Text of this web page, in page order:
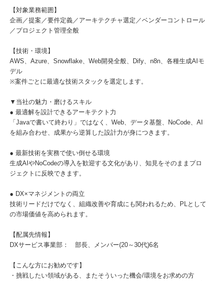
【対象業務範囲】
企画／提案／要件定義／アーキテクチャ選定／ベンダーコントロール
／プロジェクト管理全般
【技術・環境】
AWS、Azure、Snowflake、Web開発全般、Dify、n8n、各種生成AIモ
デル
※案件ごとに最適な技術スタックを選定します。
▼当社の魅力・磨けるスキル
● 最適解を設計できるアーキテクト力
「Javaで書いて終わり」ではなく、Web、データ基盤、NoCode、AI
を組み合わせ、成果から逆算した設計力が身につきます。
● 最新技術を実務で使い倒せる環境
生成AIやNoCodeの導入を歓迎する文化があり、知見をそのままプロ
ジェクトに反映できます。
● DX×マネジメントの両立
技術リードだけでなく、組織改善や育成にも関われるため、PLとして
の市場価値を高められます。
【配属先情報】
DXサービス事業部： 部長、メンバー(20～30代)6名
【こんな方にお勧めです】
・挑戦したい領域がある、またそういった機会/環境をお求めの方